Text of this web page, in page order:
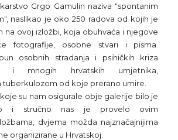
Grgo Gamulin naziva "spontanim
naslikao je oko 250 radova od kojih je
na ovoj izložbi, koja obuhvaća i njegove
fotografije, osobne stvari i pisma.
osobnih stradanja i psihičkih kriza
i mnogih hrvatskih umjetnika,
od koje prerano umire.
su nam osigurale obje galerije bilo je
i stručno nas je provelo ovim
dvjema možda najznačajnijima
organizirane u Hrvatskoj.